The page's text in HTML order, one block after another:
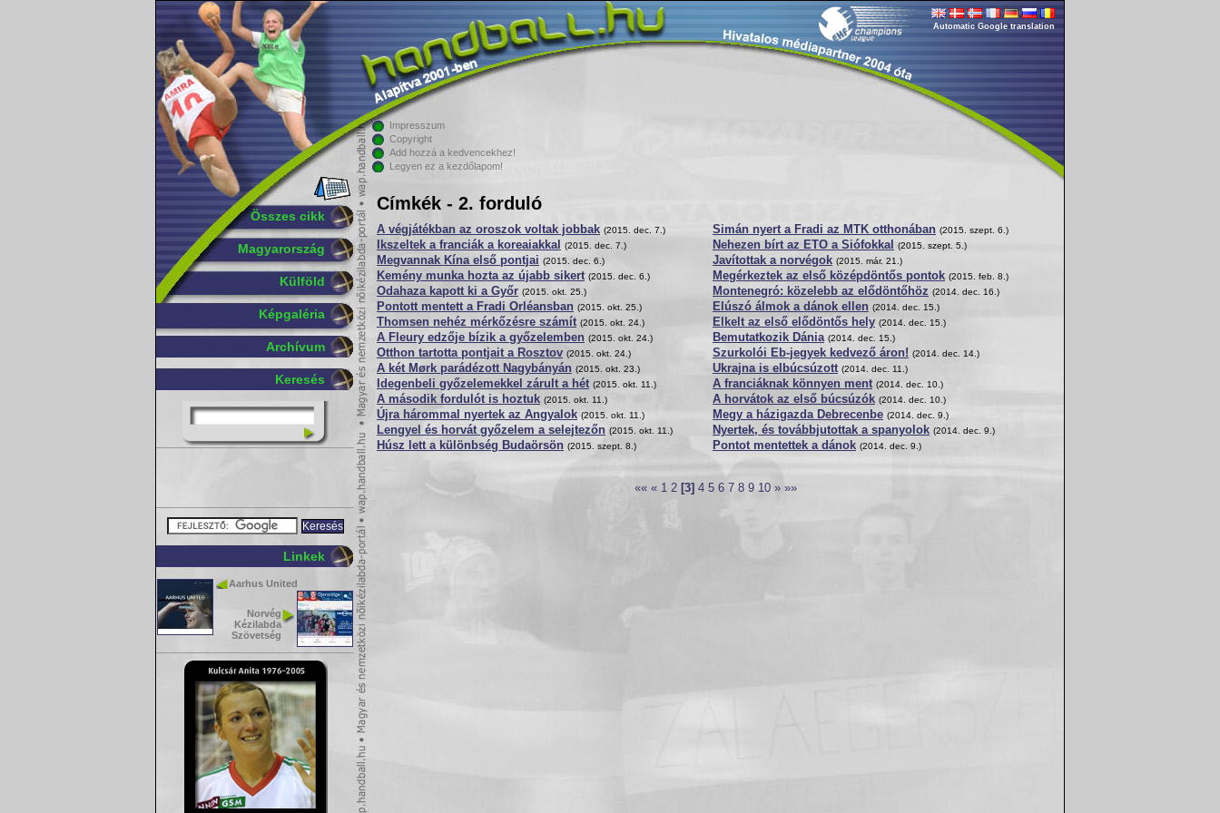
Összes cikk
Magyarország
Külföld
Képgaléria
Archívum
Keresés
Linkek
Aarhus United
Norvég
Kézilabda
Szövetség
Automatic Google translation
Impresszum
Copyright
Add hozzá a kedvencekhez!
Legyen ez a kezdőlapom!
Címkék - 2. forduló
A végjátékban az oroszok voltak jobbak (2015. dec. 7.)
Ikszeltek a franciák a koreaiakkal (2015. dec. 7.)
Megvannak Kína első pontjai (2015. dec. 6.)
Kemény munka hozta az újabb sikert (2015. dec. 6.)
Odahaza kapott ki a Győr (2015. okt. 25.)
Pontott mentett a Fradi Orléansban (2015. okt. 25.)
Thomsen nehéz mérkőzésre számít (2015. okt. 24.)
A Fleury edzője bízik a győzelemben (2015. okt. 24.)
Otthon tartotta pontjait a Rosztov (2015. okt. 24.)
A két Mørk parádézott Nagybányán (2015. okt. 23.)
Idegenbeli győzelemekkel zárult a hét (2015. okt. 11.)
A második fordulót is hoztuk (2015. okt. 11.)
Újra hárommal nyertek az Angyalok (2015. okt. 11.)
Lengyel és horvát győzelem a selejtezőn (2015. okt. 11.)
Húsz lett a különbség Budaörsön (2015. szept. 8.)
Simán nyert a Fradi az MTK otthonában (2015. szept. 6.)
Nehezen bírt az ETO a Siófokkal (2015. szept. 5.)
Javítottak a norvégok (2015. már. 21.)
Megérkeztek az első középdöntős pontok (2015. feb. 8.)
Montenegró: közelebb az elődöntőhöz (2014. dec. 16.)
Elúszó álmok a dánok ellen (2014. dec. 15.)
Elkelt az első elődöntős hely (2014. dec. 15.)
Bemutatkozik Dánia (2014. dec. 15.)
Szurkolói Eb-jegyek kedvező áron! (2014. dec. 14.)
Ukrajna is elbúcsúzott (2014. dec. 11.)
A franciáknak könnyen ment (2014. dec. 10.)
A horvátok az első búcsúzók (2014. dec. 10.)
Megy a házigazda Debrecenbe (2014. dec. 9.)
Nyertek, és továbbjutottak a spanyolok (2014. dec. 9.)
Pontot mentettek a dánok (2014. dec. 9.)
«« « 1 2 [3] 4 5 6 7 8 9 10 » »»